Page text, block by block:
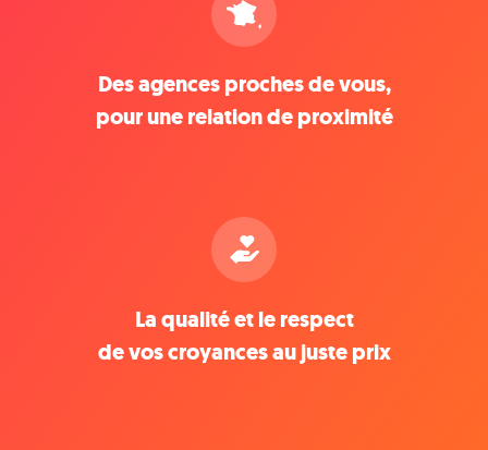
Des agences proches de vous,
pour une relation de proximité
La qualité et le respect
de vos croyances au juste prix